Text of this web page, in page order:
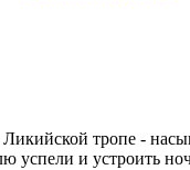
тропе -
успели и устроить